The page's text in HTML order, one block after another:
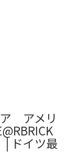
アメリ
| ドイツ最